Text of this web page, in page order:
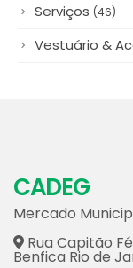
Serviços (46)
Vestuário &
CADEG
Mercado
Rua Capitão
Benfica Rio de